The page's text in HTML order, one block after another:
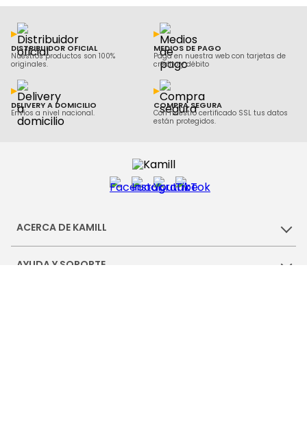
DISTRIBUIDOR OFICIAL
Nuestros productos son 100%
originales.
MEDIOS DE PAGO
Paga en nuestra web con tarjetas de
crédito y débito
DELIVERY A DOMICILIO
Envíos a nivel nacional.
COMPRA SEGURA
Con nuestro certificado SSL tus datos
están protegidos.
ACERCA DE KAMILL
AYUDA Y SOPORTE